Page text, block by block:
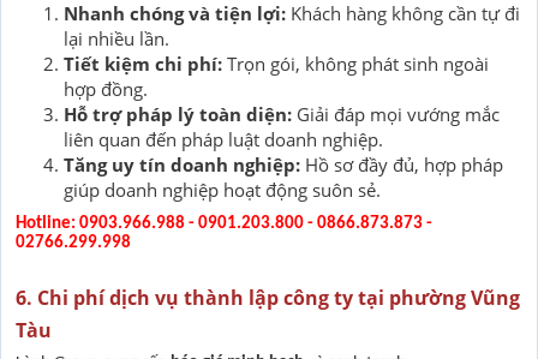
Nhanh chóng và tiện lợi: Khách hàng không cần tự đi
lại nhiều lần.
Tiết kiệm chi phí: Trọn gói, không phát sinh ngoài
hợp đồng.
Hỗ trợ pháp lý toàn diện: Giải đáp mọi vướng mắc
liên quan đến pháp luật doanh nghiệp.
Tăng uy tín doanh nghiệp: Hồ sơ đầy đủ, hợp pháp
giúp doanh nghiệp hoạt động suôn sẻ.
Hotline: 0903.966.988 - 0901.203.800 - 0866.873.873 -
02766.299.998
6. Chi phí dịch vụ thành lập công ty tại phường Vũng
Tàu